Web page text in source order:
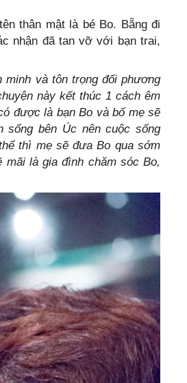
thân mật là bé Bo. Bẵng đi
nhận đã tan vỡ với bạn trai,
và tôn trọng đối phương
này kết thúc 1 cách êm
được là bạn Bo và bố mẹ sẽ
sống bên Úc nên cuộc sống
thì mẹ sẽ đưa Bo qua sớm
mãi là gia đình chăm sóc Bo,